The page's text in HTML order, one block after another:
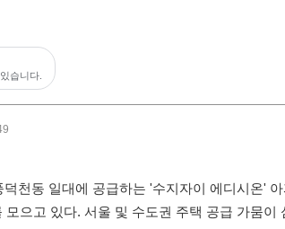
습니다.
천동 일대에 공급하는 '수지자이 에디시온'
으고 있다. 서울 및 수도권 주택 공급 가뭄이